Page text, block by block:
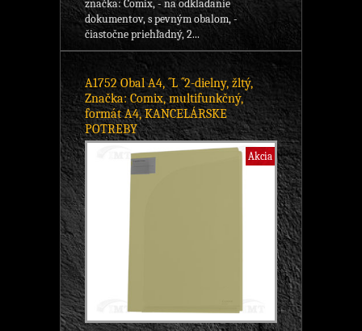
značka: Comix, - na odkladanie
dokumentov, s pevným obalom, -
čiastočne priehľadný, 2...
A1752 Obal A4, ´´L ´´2-dielny, žltý,
Značka: Comix, multifunkčný,
formát A4, KANCELÁRSKE
POTREBY
Akcia